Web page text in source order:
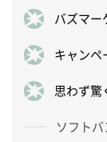
バズマー
キャンペ
思わず驚
ソフト